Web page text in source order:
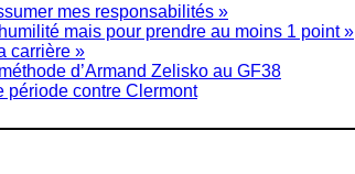
mes responsabilités »
mais pour prendre au moins 1 point »
carrière »
d’Armand Zelisko au GF38
période contre Clermont